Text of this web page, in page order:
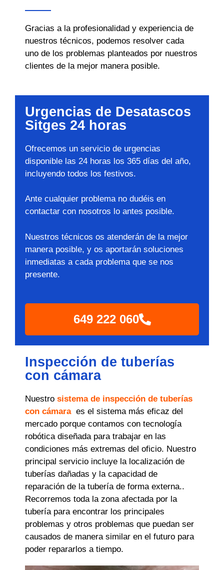
Gracias a la profesionalidad y experiencia de
nuestros técnicos, podemos resolver cada
uno de los problemas planteados por nuestros
clientes de la mejor manera posible.
Urgencias de Desatascos
Sitges 24 horas
Ofrecemos un servicio de urgencias
disponible las 24 horas los 365 días del año,
incluyendo todos los festivos.
Ante cualquier problema no dudéis en
contactar con nosotros lo antes posible.
Nuestros técnicos os atenderán de la mejor
manera posible, y os aportarán soluciones
inmediatas a cada problema que se nos
presente.
649 222 060
Inspección de tuberías
con cámara
Nuestro sistema de inspección de tuberías
con cámaraes el sistema más eficaz del
mercado porque contamos con tecnología
robótica diseñada para trabajar en las
condiciones más extremas del oficio. Nuestro
principal servicio incluye la localización de
tuberías dañadas y la capacidad de
reparación de la tubería de forma externa..
Recorremos toda la zona afectada por la
tubería para encontrar los principales
problemas y otros problemas que puedan ser
causados ​​de manera similar en el futuro para
poder repararlos a tiempo.